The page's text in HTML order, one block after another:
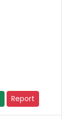
Report